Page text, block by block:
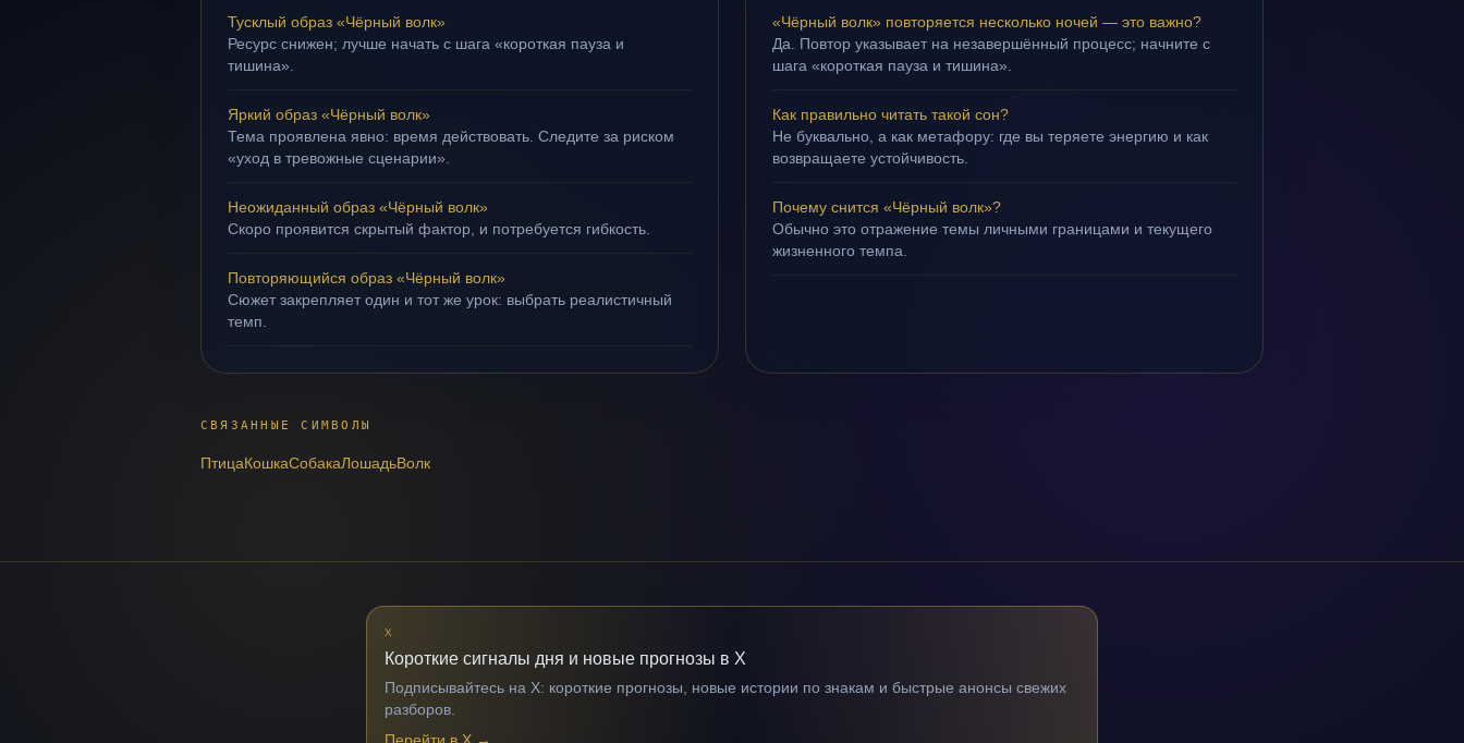
Тусклый образ «Чёрный волк»
Ресурс снижен; лучше начать с шага «короткая пауза и
тишина».
Яркий образ «Чёрный волк»
Тема проявлена явно: время действовать. Следите за риском
«уход в тревожные сценарии».
Неожиданный образ «Чёрный волк»
Скоро проявится скрытый фактор, и потребуется гибкость.
Повторяющийся образ «Чёрный волк»
Сюжет закрепляет один и тот же урок: выбрать реалистичный
темп.
«Чёрный волк» повторяется несколько ночей — это важно?
Да. Повтор указывает на незавершённый процесс; начните с
шага «короткая пауза и тишина».
Как правильно читать такой сон?
Не буквально, а как метафору: где вы теряете энергию и как
возвращаете устойчивость.
Почему снится «Чёрный волк»?
Обычно это отражение темы личными границами и текущего
жизненного темпа.
СВЯЗАННЫЕ СИМВОЛЫ
ПтицаКошкаСобакаЛошадьВолк
X
Короткие сигналы дня и новые прогнозы в X
Подписывайтесь на X: короткие прогнозы, новые истории по знакам и быстрые анонсы свежих
разборов.